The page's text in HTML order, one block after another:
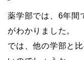
薬学部では、6年間
がわかりました。
では、他の学部と